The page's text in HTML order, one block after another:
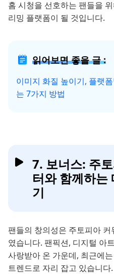
홈 시청을 선호하는 팬들을
리밍 플랫폼이 될 것입니다.
읽어보면 좋을 글 :
이미지 화질 높이기, 플랫
는 7가지 방법
7. 보너스: 주
터와 함께하는
기
팬들의 창의성은 주토피아
였습니다. 팬픽션, 디지털 아
사랑받아 온 가운데, 최근에
트렌드로 자리 잡고 있습니다.